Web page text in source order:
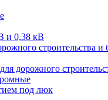
и 0,38 кВ
строительства и
дорожного
под люк